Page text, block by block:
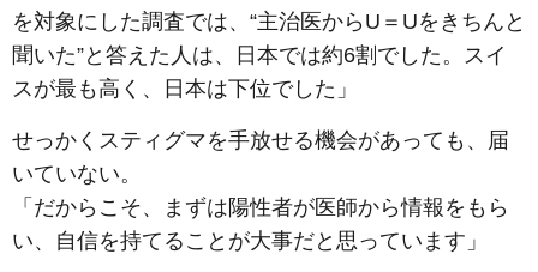
を対象にした調査では、“主治医からU＝Uをきちんと
聞いた”と答えた人は、日本では約6割でした。スイ
スが最も高く、日本は下位でした」
せっかくスティグマを手放せる機会があっても、届
いていない。
「だからこそ、まずは陽性者が医師から情報をもら
い、自信を持てることが大事だと思っています」